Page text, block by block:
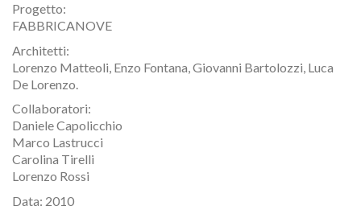
Progetto:
FABBRICANOVE
Architetti:
Lorenzo Matteoli, Enzo Fontana, Giovanni Bartolozzi, Luca
De Lorenzo.
Collaboratori:
Daniele Capolicchio
Marco Lastrucci
Carolina Tirelli
Lorenzo Rossi
Data: 2010